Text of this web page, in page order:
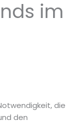
im
die
den